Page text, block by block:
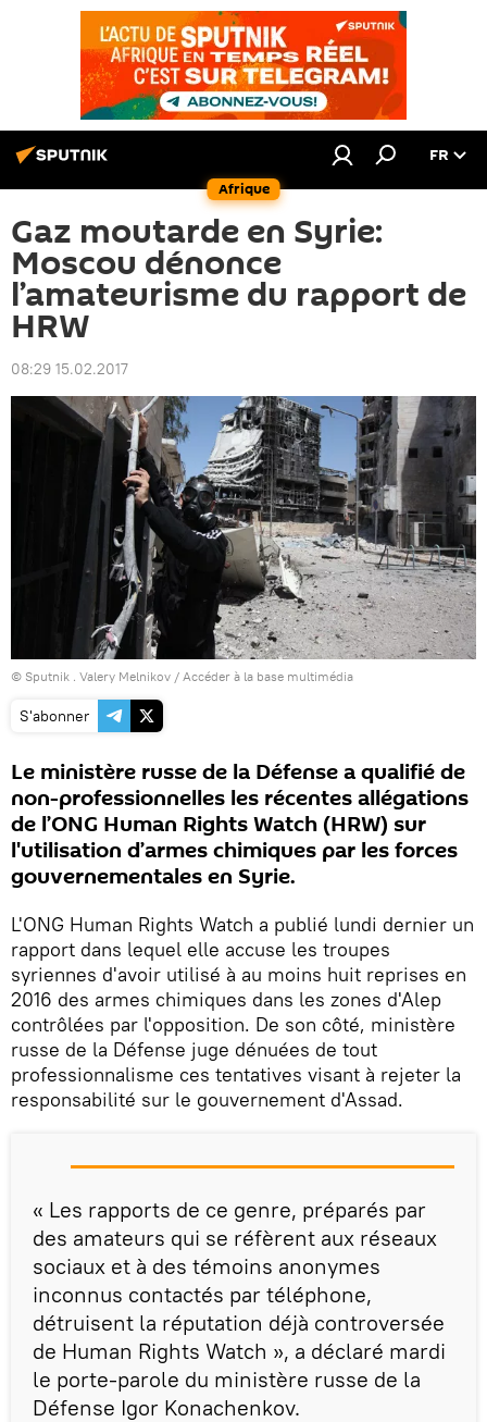
Afrique
FR
Gaz moutarde en Syrie:
Moscou dénonce
l’amateurisme du rapport de
HRW
08:29 15.02.2017
© Sputnik . Valery Melnikov / Accéder à la base multimédia
S'abonner
Le ministère russe de la Défense a qualifié de
non-professionnelles les récentes allégations
de l’ONG Human Rights Watch (HRW) sur
l'utilisation d’armes chimiques par les forces
gouvernementales en Syrie.
L'ONG Human Rights Watch a publié lundi dernier un
rapport dans lequel elle accuse les troupes
syriennes d'avoir utilisé à au moins huit reprises en
2016 des armes chimiques dans les zones d'Alep
contrôlées par l'opposition. De son côté, ministère
russe de la Défense juge dénuées de tout
professionnalisme ces tentatives visant à rejeter la
responsabilité sur le gouvernement d'Assad.
« Les rapports de ce genre, préparés par
des amateurs qui se réfèrent aux réseaux
sociaux et à des témoins anonymes
inconnus contactés par téléphone,
détruisent la réputation déjà controversée
de Human Rights Watch », a déclaré mardi
le porte-parole du ministère russe de la
Défense Igor Konachenkov.